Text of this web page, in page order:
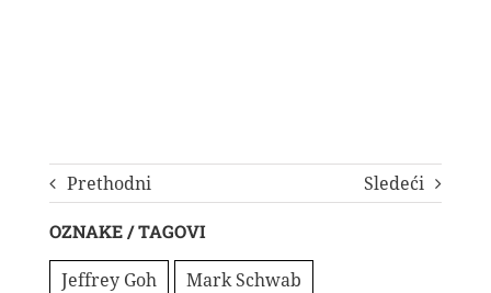
Prethodni Sledeći
OZNAKE / TAGOVI
Jeffrey Goh Mark Schwab